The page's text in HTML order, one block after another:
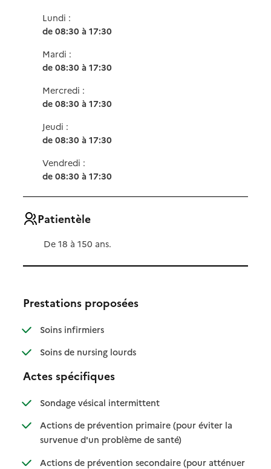
Lundi :
de 08:30 à 17:30
Mardi :
de 08:30 à 17:30
Mercredi :
de 08:30 à 17:30
Jeudi :
de 08:30 à 17:30
Vendredi :
de 08:30 à 17:30
Patientèle
De 18 à 150 ans.
Prestations proposées
Soins infirmiers: disponible
: non disponible
Soins de nursing lourds: disponible
: non disponible
Actes spécifiques
Sondage vésical intermittent: disponible
: non disponible
Actions de prévention primaire (pour éviter la
survenue d'un problème de santé): disponible
: non disponible
Actions de prévention secondaire (pour atténuer